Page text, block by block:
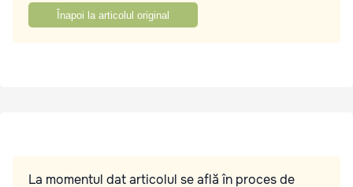
Înapoi la articolul original
La momentul dat articolul se află în proces de